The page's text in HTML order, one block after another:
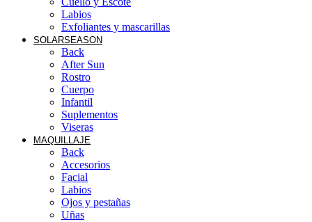
Labios
Exfoliantes y mascarillas
SOLARSEASON
Back
After Sun
Rostro
Cuerpo
Infantil
Suplementos
Viseras
MAQUILLAJE
Back
Accesorios
Facial
Labios
Ojos y pestañas
Uñas